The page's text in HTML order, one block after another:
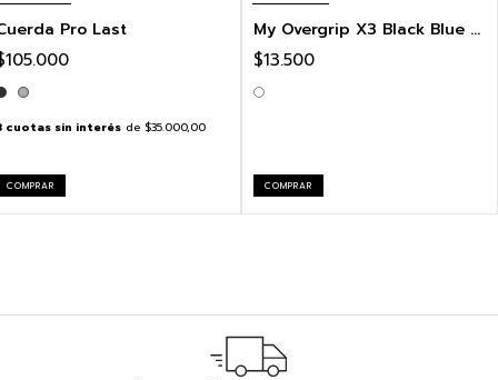
Pro Last
cuotas sin interés de $35.000,00
COMPRAR
My Overgrip X3 Black Blue White
$13.500
COMPRAR